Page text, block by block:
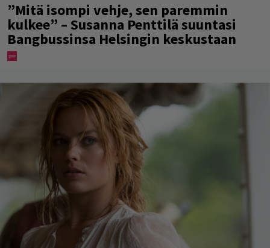
”Mitä isompi vehje, sen paremmin
kulkee” – Susanna Penttilä suuntasi
Bangbussinsa Helsingin keskustaan